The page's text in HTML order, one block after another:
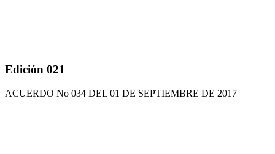
Edición 021
ACUERDO No 034 DEL 01 DE SEPTIEMBRE DE 2017